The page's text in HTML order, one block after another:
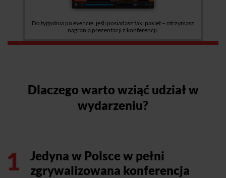
Do tygodnia po evencie, jeśli posiadasz taki pakiet – otrzymasz
nagrania prezentacji z konferencji.
Dlaczego warto wziąć udział w
wydarzeniu?
1
Jedyna w Polsce w pełni
zgrywalizowana konferencja